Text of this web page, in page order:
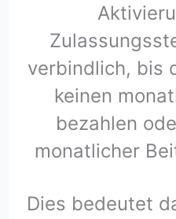
verbindlich, bis
keinen
bezahlen
monatlicher
Dies bedeutet